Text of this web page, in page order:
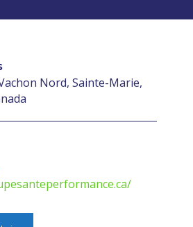
Nord, Sainte-Marie,